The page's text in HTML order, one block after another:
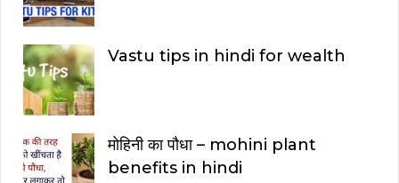
Vastu tips in hindi for wealth
मोहिनी का पौधा – mohini plant
benefits in hindi